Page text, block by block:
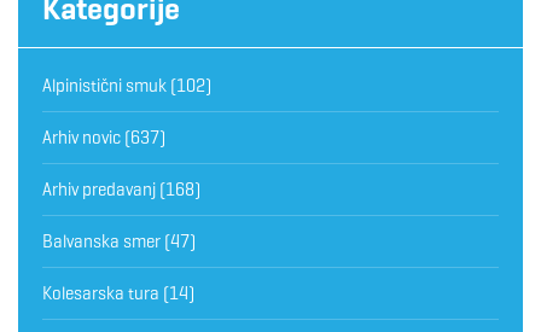
Kategorije
Alpinistični smuk (102)
Arhiv novic (637)
Arhiv predavanj (168)
Balvanska smer (47)
Kolesarska tura (14)